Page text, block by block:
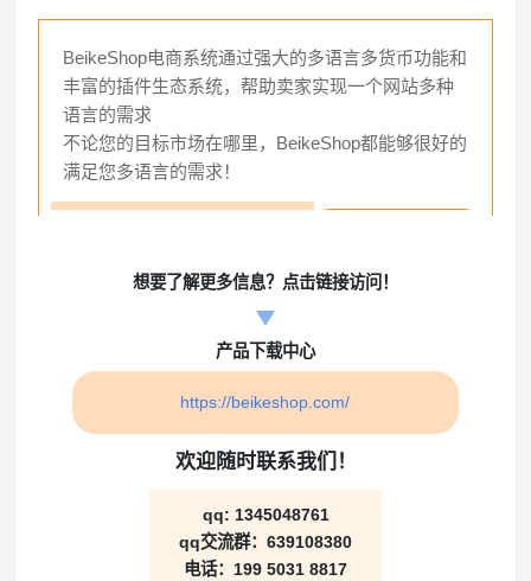
BeikeShop电商系统通过强大的多语言多货币功能和
丰富的插件生态系统，帮助卖家实现一个网站多种
语言的需求
不论您的目标市场在哪里，BeikeShop都能够很好的
满足您多语言的需求！
想要了解更多信息？点击链接访问！
产品下载中心
https://beikeshop.com/
欢迎随时联系我们！
qq: 1345048761
qq交流群：639108380
电话：199 5031 8817